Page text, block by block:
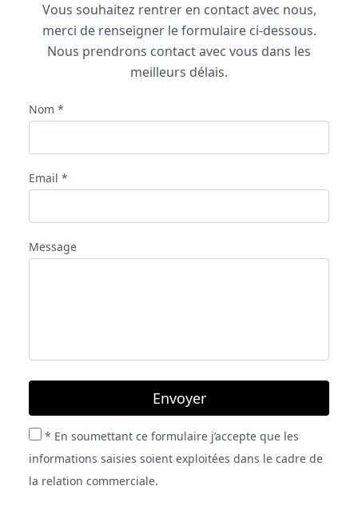
Vous souhaitez rentrer en contact avec nous,
merci de renseigner le formulaire ci-dessous.
Nous prendrons contact avec vous dans les
meilleurs délais.
Nom *
Email *
Message
Envoyer
* En soumettant ce formulaire j’accepte que les
informations saisies soient exploitées dans le cadre de
la relation commerciale.